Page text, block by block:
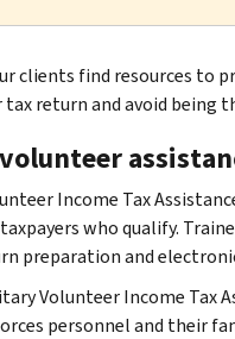
clients find resources to
return and avoid being
Income Tax
who qualify.
preparation and
Volunteer Income Tax
personnel and their